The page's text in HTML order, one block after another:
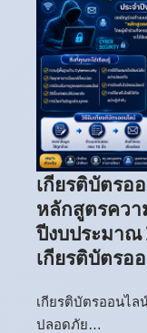
เกียรติบัตร
หลักสูตรคว
ปีงบประมาณ
เกียรติบัตรอ
เกียรติบัตรออนไ
ปลอดภัย…